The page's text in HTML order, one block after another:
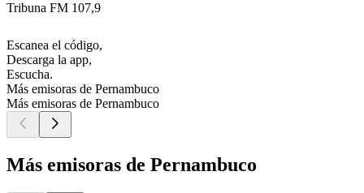
Tribuna FM 107,9
Escanea el código,
Descarga la app,
Escucha.
Más emisoras de Pernambuco
Más emisoras de Pernambuco
Más emisoras de Pernambuco